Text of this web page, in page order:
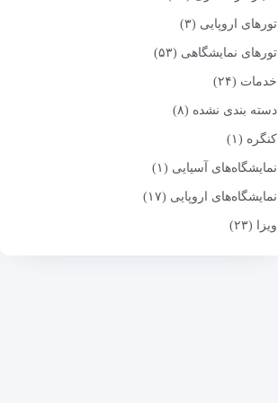
تورهای اروپایی (۳)
تورهای نمایشگاهی (۵۳)
خدمات (۲۴)
دسته بندی نشده (۸)
کنگره (۱)
نمایشگاه‌های آسیایی (۱)
نمایشگاه‌های اروپایی (۱۷)
ویزا (۲۳)